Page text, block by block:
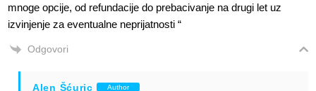
mnoge opcije, od refundacije do prebacivanje na drugi let uz
izvinjenje za eventualne neprijatnosti “
Odgovori
Alen Šćuric Author